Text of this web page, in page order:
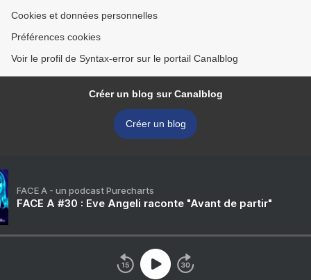
Cookies et données personnelles
Préférences cookies
Voir le profil de Syntax-error sur le portail Canalblog
Créer un blog sur Canalblog
Créer un blog
FACE A - un podcast Purecharts
FACE A #30 : Eve Angeli raconte "Avant de partir"